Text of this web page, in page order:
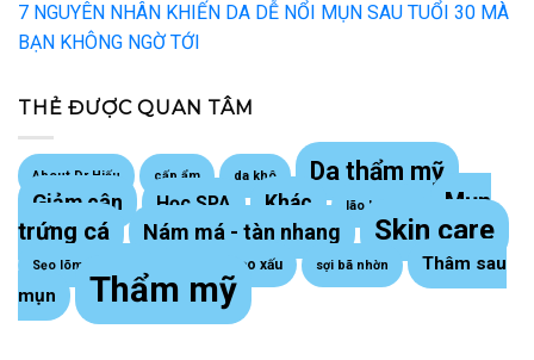
7 NGUYÊN NHÂN KHIẾN DA DỄ NỔI MỤN SAU TUỔI 30 MÀ
BẠN KHÔNG NGỜ TỚI
THẺ ĐƯỢC QUAN TÂM
About Dr Hiếu cấp ẩm da khô Da thẩm mỹ
Giảm cân Học SPA Khác lão hoá da
Mụn
trứng cá
Nám má - tàn nhang Skin care
Sẹo lõm trứng cá Sẹo lồi - sẹo xấu sợi bã nhờn
Thâm sau
mụn
Thẩm mỹ